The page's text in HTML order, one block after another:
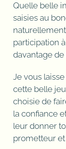
Quelle belle
saisies au
participation
davantage
Je vous
cette belle
choisie de
la confiance
leur donner
prometteur